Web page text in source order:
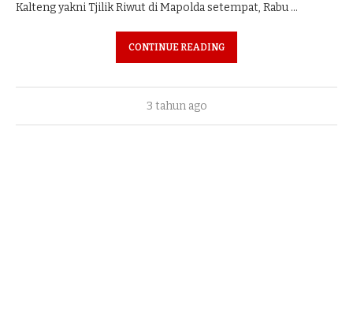
Kalteng yakni Tjilik Riwut di Mapolda setempat, Rabu …
CONTINUE READING
3 tahun ago